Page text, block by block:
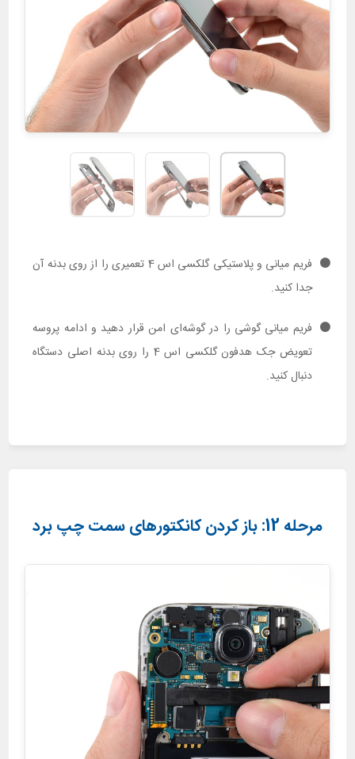
فریم میانی و پلاستیکی گلکسی اس 4 تعمیری را از روی بدنه آن
جدا کنید.
فریم میانی گوشی را در گوشه‌ای امن قرار دهید و ادامه پروسه
تعویض جک هدفون گلکسی اس 4 را روی بدنه اصلی دستگاه
دنبال کنید.
مرحله 12: باز کردن کانکتورهای سمت چپ برد